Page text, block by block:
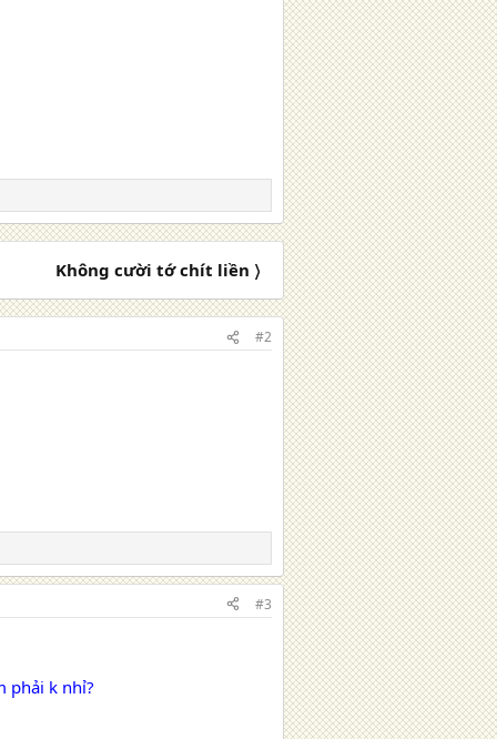
Không cười tớ chít liền 〉
#2
#3
phải k nhỉ?